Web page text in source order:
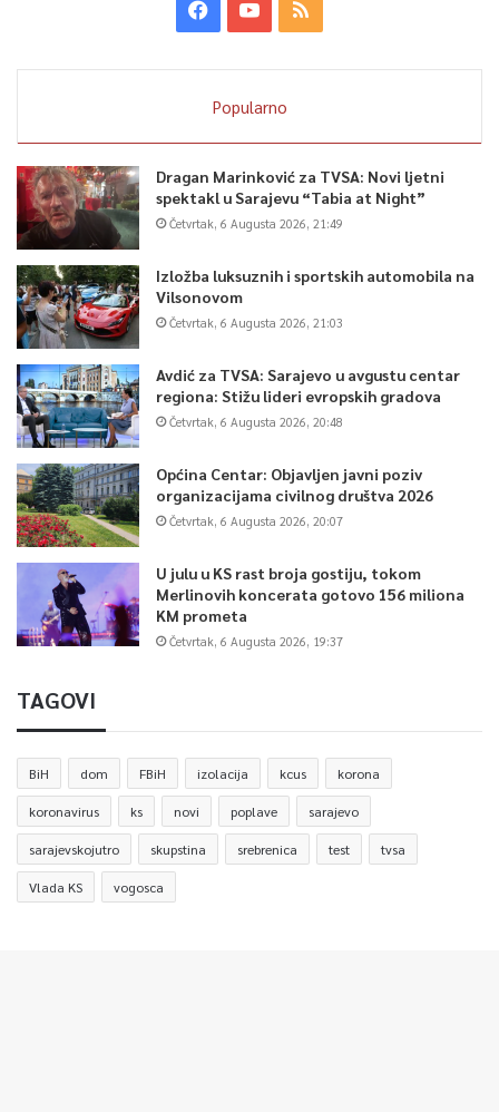
Popularno
Dragan Marinković za TVSA: Novi ljetni
spektakl u Sarajevu “Tabia at Night”
Četvrtak, 6 Augusta 2026, 21:49
Izložba luksuznih i sportskih automobila na
Vilsonovom
Četvrtak, 6 Augusta 2026, 21:03
Avdić za TVSA: Sarajevo u avgustu centar
regiona: Stižu lideri evropskih gradova
Četvrtak, 6 Augusta 2026, 20:48
Općina Centar: Objavljen javni poziv
organizacijama civilnog društva 2026
Četvrtak, 6 Augusta 2026, 20:07
U julu u KS rast broja gostiju, tokom
Merlinovih koncerata gotovo 156 miliona
KM prometa
Četvrtak, 6 Augusta 2026, 19:37
TAGOVI
BiH dom FBiH izolacija kcus korona
koronavirus ks novi poplave sarajevo
sarajevskojutro skupstina srebrenica test tvsa
Vlada KS vogosca